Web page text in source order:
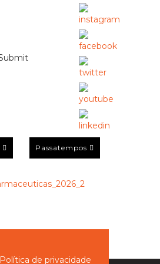
Passatempos
Política de privacidade